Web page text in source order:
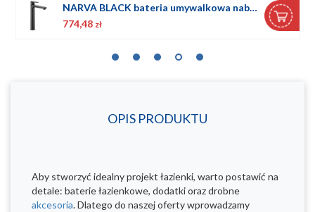
NARVA BLACK bateria umywalkowa nablatowa
774,48 zł
OPIS PRODUKTU
Aby stworzyć idealny projekt łazienki, warto postawić na
detale: baterie łazienkowe, dodatki oraz drobne
akcesoria. Dlatego do naszej oferty wprowadzamy